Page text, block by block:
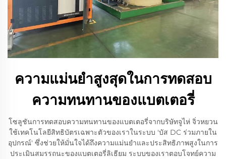
ความแม่นยำสูงสุดในการทดสอบ
ความทนทานของแบตเตอรี่
โซลูชันการทดสอบความทนทานของแบตเตอรี่จากบริษัทจูไห่ จิ่วหยวน
ใช้เทคโนโลยีสิทธิบัตรเฉพาะตัวของเราในระบบ 'บัส DC ร่วมภายใน
อุปกรณ์' ซึ่งช่วยให้มั่นใจได้ถึงความแม่นยำและประสิทธิภาพสูงในการ
ประเมินสมรรถนะของแบตเตอรี่ลิเธียม ระบบของเราตอบโจทย์ความ